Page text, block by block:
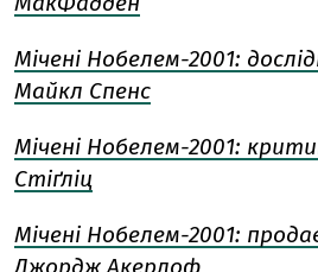
Мічені Нобелем-2001:
Майкл Спенс
Мічені Нобелем-2001:
Стіґліц
Мічені Нобелем-2001: